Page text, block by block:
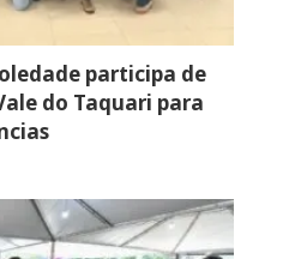
participa de
do Taquari para